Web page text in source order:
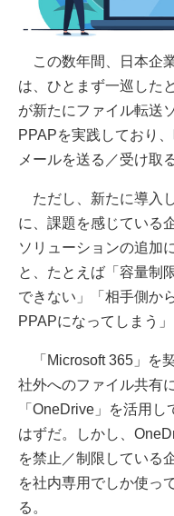
この数年間、日本企
は、ひとまず一巡した
が新たにファイル転送
PPAPを実践しており
メールを送る／受け取
ただし、新たに導入
に、課題を感じている
ソリューションの追加
と、たとえば「容量制
できない」「相手側か
PPAPになってしまう
「Microsoft 365」を
社外へのファイル共有
「OneDrive」を活用
はずだ。しかし、
を禁止／制限している
を社内専用でしか使っ
る。